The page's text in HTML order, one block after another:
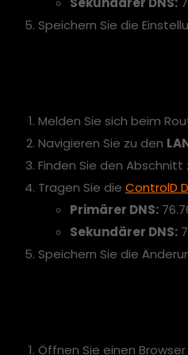
Speichern Sie die
Melden Sie sich beim
Navigieren Sie zu den
Finden Sie den Abschnitt
Tragen Sie die ControlD
Primärer DNS:
Sekundärer DNS:
Speichern Sie die
Öffnen Sie einen